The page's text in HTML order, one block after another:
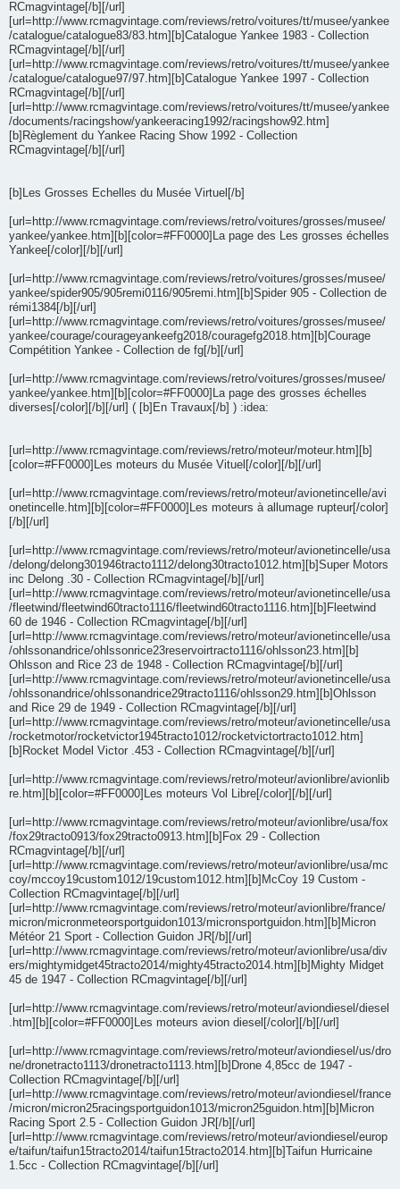
RCmagvintage[/b][/url]
[url=http://www.rcmagvintage.com/reviews/retro/voitures/tt/musee/yankee
/catalogue/catalogue83/83.htm][b]Catalogue Yankee 1983 - Collection
RCmagvintage[/b][/url]
[url=http://www.rcmagvintage.com/reviews/retro/voitures/tt/musee/yankee
/catalogue/catalogue97/97.htm][b]Catalogue Yankee 1997 - Collection
RCmagvintage[/b][/url]
[url=http://www.rcmagvintage.com/reviews/retro/voitures/tt/musee/yankee
/documents/racingshow/yankeeracing1992/racingshow92.htm]
[b]Règlement du Yankee Racing Show 1992 - Collection
RCmagvintage[/b][/url]
[b]Les Grosses Echelles du Musée Virtuel[/b]
[url=http://www.rcmagvintage.com/reviews/retro/voitures/grosses/musee/
yankee/yankee.htm][b][color=#FF0000]La page des Les grosses échelles
Yankee[/color][/b][/url]
[url=http://www.rcmagvintage.com/reviews/retro/voitures/grosses/musee/
yankee/spider905/905remi0116/905remi.htm][b]Spider 905 - Collection de
rémi1384[/b][/url]
[url=http://www.rcmagvintage.com/reviews/retro/voitures/grosses/musee/
yankee/courage/courageyankeefg2018/couragefg2018.htm][b]Courage
Compétition Yankee - Collection de fg[/b][/url]
[url=http://www.rcmagvintage.com/reviews/retro/voitures/grosses/musee/
yankee/yankee.htm][b][color=#FF0000]La page des grosses échelles
diverses[/color][/b][/url] ( [b]En Travaux[/b] ) :idea:
[url=http://www.rcmagvintage.com/reviews/retro/moteur/moteur.htm][b]
[color=#FF0000]Les moteurs du Musée Vituel[/color][/b][/url]
[url=http://www.rcmagvintage.com/reviews/retro/moteur/avionetincelle/avi
onetincelle.htm][b][color=#FF0000]Les moteurs à allumage rupteur[/color]
[/b][/url]
[url=http://www.rcmagvintage.com/reviews/retro/moteur/avionetincelle/usa
/delong/delong301946tracto1112/delong30tracto1012.htm][b]Super Motors
inc Delong .30 - Collection RCmagvintage[/b][/url]
[url=http://www.rcmagvintage.com/reviews/retro/moteur/avionetincelle/usa
/fleetwind/fleetwind60tracto1116/fleetwind60tracto1116.htm][b]Fleetwind
60 de 1946 - Collection RCmagvintage[/b][/url]
[url=http://www.rcmagvintage.com/reviews/retro/moteur/avionetincelle/usa
/ohlssonandrice/ohlssonrice23reservoirtracto1116/ohlsson23.htm][b]
Ohlsson and Rice 23 de 1948 - Collection RCmagvintage[/b][/url]
[url=http://www.rcmagvintage.com/reviews/retro/moteur/avionetincelle/usa
/ohlssonandrice/ohlssonandrice29tracto1116/ohlsson29.htm][b]Ohlsson
and Rice 29 de 1949 - Collection RCmagvintage[/b][/url]
[url=http://www.rcmagvintage.com/reviews/retro/moteur/avionetincelle/usa
/rocketmotor/rocketvictor1945tracto1012/rocketvictortracto1012.htm]
[b]Rocket Model Victor .453 - Collection RCmagvintage[/b][/url]
[url=http://www.rcmagvintage.com/reviews/retro/moteur/avionlibre/avionlib
re.htm][b][color=#FF0000]Les moteurs Vol Libre[/color][/b][/url]
[url=http://www.rcmagvintage.com/reviews/retro/moteur/avionlibre/usa/fox
/fox29tracto0913/fox29tracto0913.htm][b]Fox 29 - Collection
RCmagvintage[/b][/url]
[url=http://www.rcmagvintage.com/reviews/retro/moteur/avionlibre/usa/mc
coy/mccoy19custom1012/19custom1012.htm][b]McCoy 19 Custom -
Collection RCmagvintage[/b][/url]
[url=http://www.rcmagvintage.com/reviews/retro/moteur/avionlibre/france/
micron/micronmeteorsportguidon1013/micronsportguidon.htm][b]Micron
Météor 21 Sport - Collection Guidon JR[/b][/url]
[url=http://www.rcmagvintage.com/reviews/retro/moteur/avionlibre/usa/div
ers/mightymidget45tracto2014/mighty45tracto2014.htm][b]Mighty Midget
45 de 1947 - Collection RCmagvintage[/b][/url]
[url=http://www.rcmagvintage.com/reviews/retro/moteur/aviondiesel/diesel
.htm][b][color=#FF0000]Les moteurs avion diesel[/color][/b][/url]
[url=http://www.rcmagvintage.com/reviews/retro/moteur/aviondiesel/us/dro
ne/dronetracto1113/dronetracto1113.htm][b]Drone 4,85cc de 1947 -
Collection RCmagvintage[/b][/url]
[url=http://www.rcmagvintage.com/reviews/retro/moteur/aviondiesel/france
/micron/micron25racingsportguidon1013/micron25guidon.htm][b]Micron
Racing Sport 2.5 - Collection Guidon JR[/b][/url]
[url=http://www.rcmagvintage.com/reviews/retro/moteur/aviondiesel/europ
e/taifun/taifun15tracto2014/taifun15tracto2014.htm][b]Taifun Hurricaine
1.5cc - Collection RCmagvintage[/b][/url]